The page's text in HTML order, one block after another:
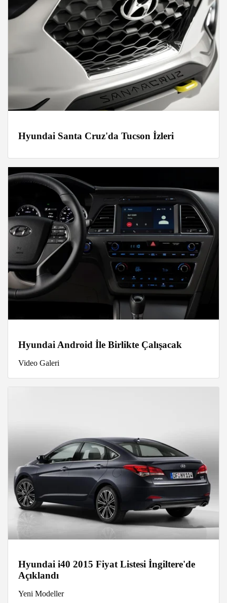
Hyundai Santa Cruz'da Tucson İzleri
Hyundai Android İle Birlikte Çalışacak
Video Galeri
Hyundai i40 2015 Fiyat Listesi İngiltere'de
Açıklandı
Yeni Modeller